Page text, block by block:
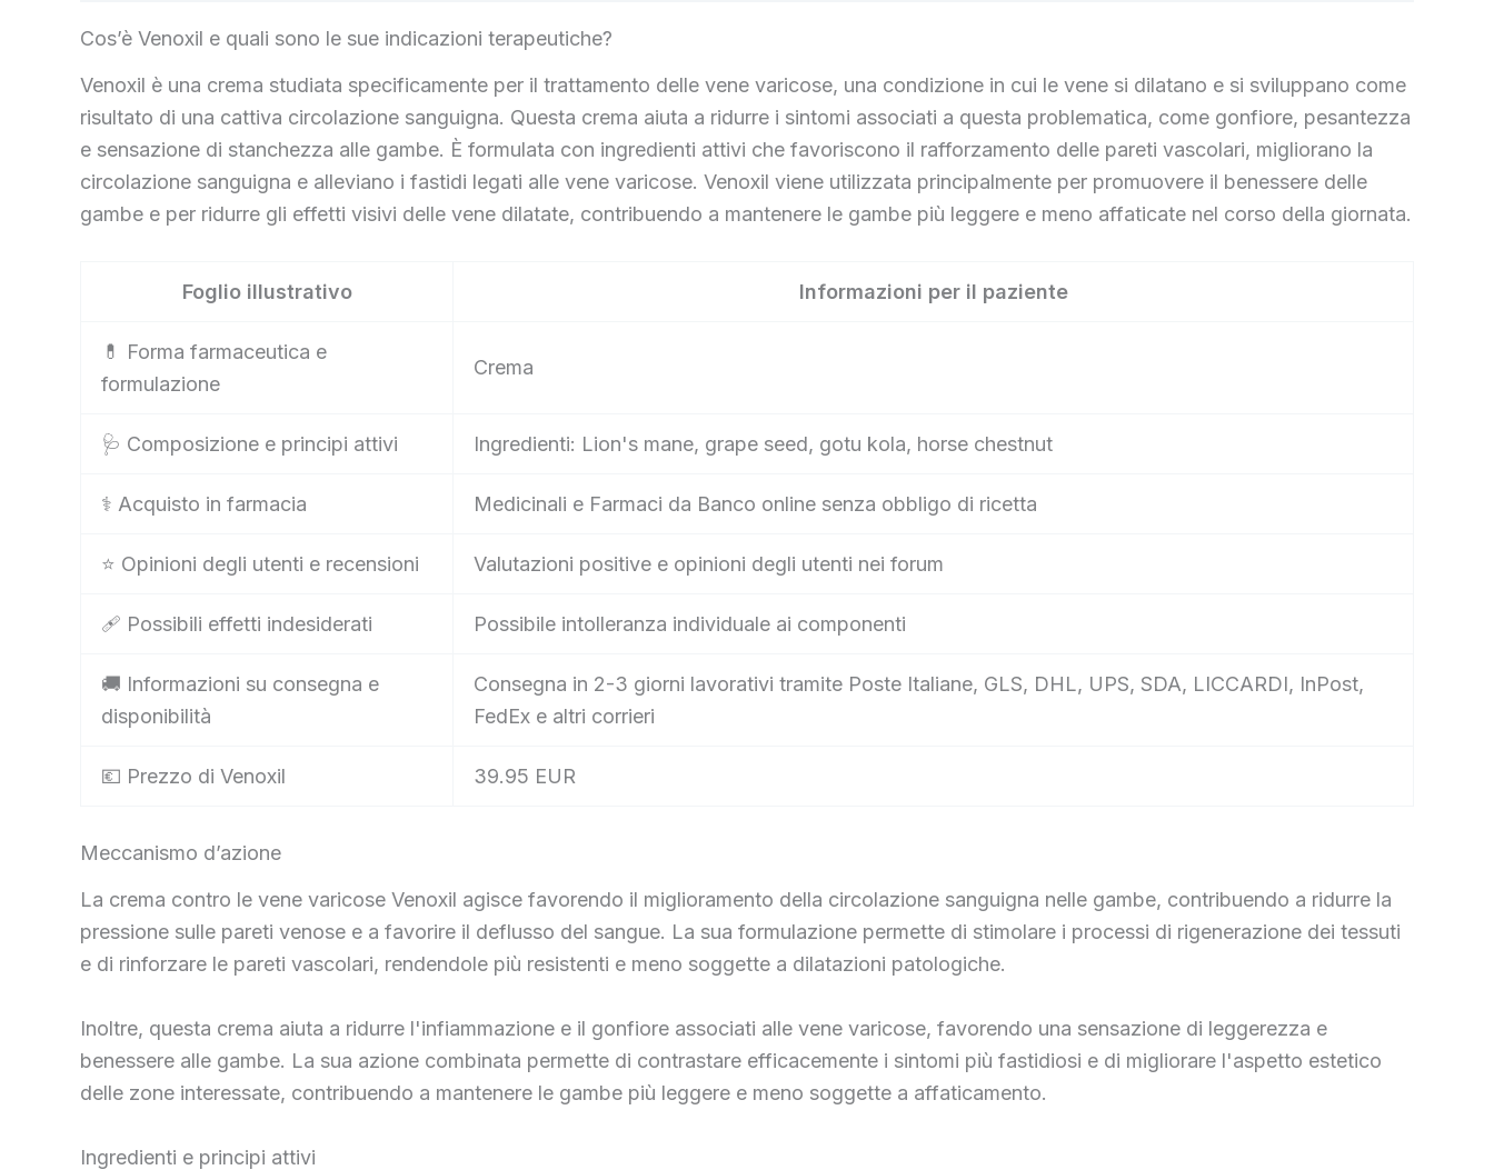
Cos’è Venoxil e quali sono le sue indicazioni terapeutiche?
Venoxil è una crema studiata specificamente per il trattamento delle vene varicose, una condizione in cui le vene si dilatano e si sviluppano come
risultato di una cattiva circolazione sanguigna. Questa crema aiuta a ridurre i sintomi associati a questa problematica, come gonfiore, pesantezza
e sensazione di stanchezza alle gambe. È formulata con ingredienti attivi che favoriscono il rafforzamento delle pareti vascolari, migliorano la
circolazione sanguigna e alleviano i fastidi legati alle vene varicose. Venoxil viene utilizzata principalmente per promuovere il benessere delle
gambe e per ridurre gli effetti visivi delle vene dilatate, contribuendo a mantenere le gambe più leggere e meno affaticate nel corso della giornata.
Foglio illustrativo Informazioni per il paziente
💊 Forma farmaceutica e
formulazione
Crema
🩺 Composizione e principi attivi Ingredienti: Lion's mane, grape seed, gotu kola, horse chestnut
⚕️ Acquisto in farmacia Medicinali e Farmaci da Banco online senza obbligo di ricetta
⭐ Opinioni degli utenti e recensioni Valutazioni positive e opinioni degli utenti nei forum
🩹 Possibili effetti indesiderati Possibile intolleranza individuale ai componenti
🚚 Informazioni su consegna e
disponibilità
Consegna in 2-3 giorni lavorativi tramite Poste Italiane, GLS, DHL, UPS, SDA, LICCARDI, InPost,
FedEx e altri corrieri
💶 Prezzo di Venoxil 39.95 EUR
Meccanismo d’azione
La crema contro le vene varicose Venoxil agisce favorendo il miglioramento della circolazione sanguigna nelle gambe, contribuendo a ridurre la
pressione sulle pareti venose e a favorire il deflusso del sangue. La sua formulazione permette di stimolare i processi di rigenerazione dei tessuti
e di rinforzare le pareti vascolari, rendendole più resistenti e meno soggette a dilatazioni patologiche.
Inoltre, questa crema aiuta a ridurre l'infiammazione e il gonfiore associati alle vene varicose, favorendo una sensazione di leggerezza e
benessere alle gambe. La sua azione combinata permette di contrastare efficacemente i sintomi più fastidiosi e di migliorare l'aspetto estetico
delle zone interessate, contribuendo a mantenere le gambe più leggere e meno soggette a affaticamento.
Ingredienti e principi attivi